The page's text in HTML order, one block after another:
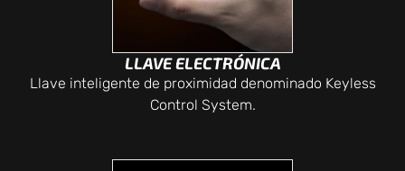
LLAVE ELECTRÓNICA
Llave inteligente de proximidad denominado Keyless
Control System.